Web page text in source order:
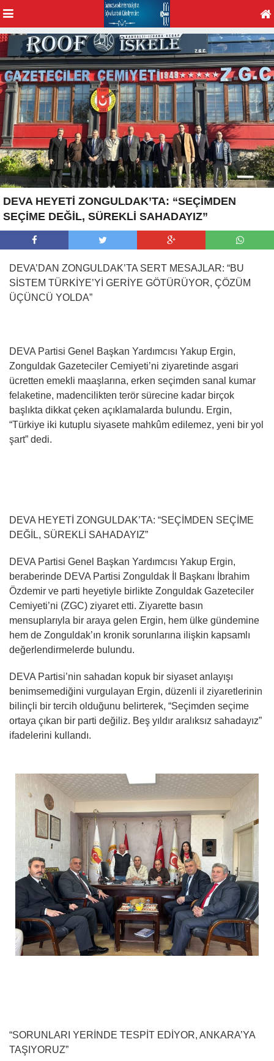
DEVA HEYETİ ZONGULDAK’TA: “SEÇİMDEN
SEÇİME DEĞİL, SÜREKLİ SAHADAYIZ”
DEVA’DAN ZONGULDAK’TA SERT MESAJLAR: “BU
SİSTEM TÜRKİYE’Yİ GERİYE GÖTÜRÜYOR, ÇÖZÜM
ÜÇÜNCÜ YOLDA”
DEVA Partisi Genel Başkan Yardımcısı Yakup Ergin,
Zonguldak Gazeteciler Cemiyeti’ni ziyaretinde asgari
ücretten emekli maaşlarına, erken seçimden sanal kumar
felaketine, madencilikten terör sürecine kadar birçok
başlıkta dikkat çeken açıklamalarda bulundu. Ergin,
“Türkiye iki kutuplu siyasete mahkûm edilemez, yeni bir yol
şart” dedi.
DEVA HEYETİ ZONGULDAK’TA: “SEÇİMDEN SEÇİME
DEĞİL, SÜREKLİ SAHADAYIZ”
DEVA Partisi Genel Başkan Yardımcısı Yakup Ergin,
beraberinde DEVA Partisi Zonguldak İl Başkanı İbrahim
Özdemir ve parti heyetiyle birlikte Zonguldak Gazeteciler
Cemiyeti’ni (ZGC) ziyaret etti. Ziyarette basın
mensuplarıyla bir araya gelen Ergin, hem ülke gündemine
hem de Zonguldak’ın kronik sorunlarına ilişkin kapsamlı
değerlendirmelerde bulundu.
DEVA Partisi’nin sahadan kopuk bir siyaset anlayışı
benimsemediğini vurgulayan Ergin, düzenli il ziyaretlerinin
bilinçli bir tercih olduğunu belirterek, “Seçimden seçime
ortaya çıkan bir parti değiliz. Beş yıldır aralıksız sahadayız”
ifadelerini kullandı.
“SORUNLARI YERİNDE TESPİT EDİYOR, ANKARA’YA
TAŞIYORUZ”